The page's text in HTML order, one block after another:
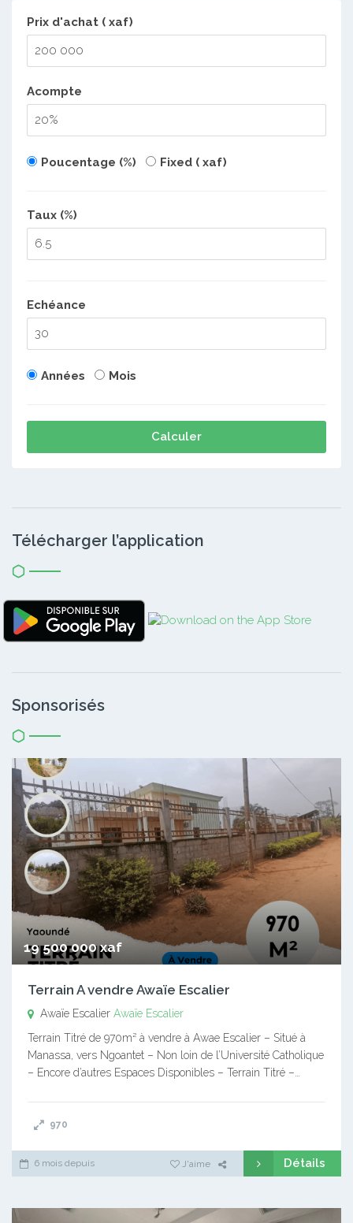
Prix d'achat ( xaf)
Acompte
Poucentage (%) Fixed ( xaf)
Taux (%)
Echéance
Années Mois
Calculer
Télécharger l’application
Sponsorisés
19 500 000 xaf
Terrain A vendre Awaïe Escalier
Awaïe Escalier Awaïe Escalier
Terrain Titré de 970m² à vendre à Awae Escalier – Situé à
Manassa, vers Ngoantet – Non loin de l’Université Catholique
– Encore d’autres Espaces Disponibles – Terrain Titré –…
970
6 mois depuis J'aime Détails